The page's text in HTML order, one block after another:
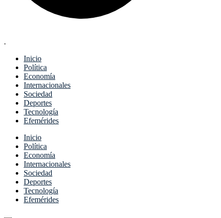
.
Inicio
Política
Economía
Internacionales
Sociedad
Deportes
Tecnología
Efemérides
Menu
Inicio
Política
Economía
Internacionales
Sociedad
Deportes
Tecnología
Efemérides